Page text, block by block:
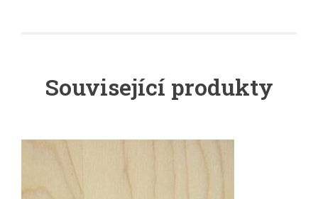
Související produkty